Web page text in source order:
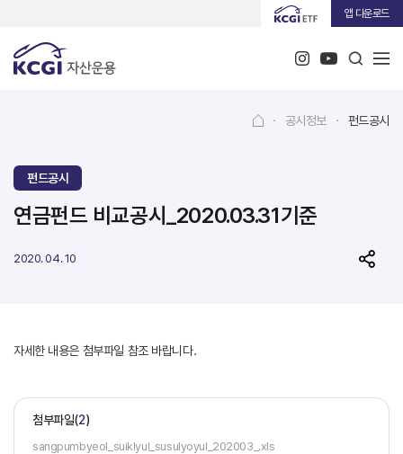
앱 다운로드
· 공시정보 · 펀드공시
펀드공시
연금펀드 비교공시_2020.03.31기준
2020. 04. 10
자세한 내용은 첨부파일 참조 바랍니다.
첨부파일(2)
sangpumbyeol_suiklyul_susulyoyul_202003_.xls